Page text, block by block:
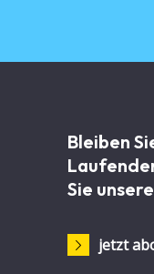
Bleiben
Sie
jetzt